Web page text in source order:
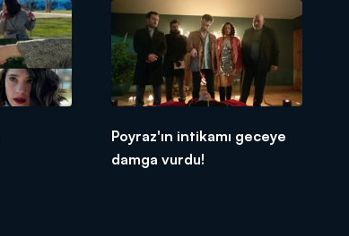
Poyraz'ın intikamı geceye
damga vurdu!